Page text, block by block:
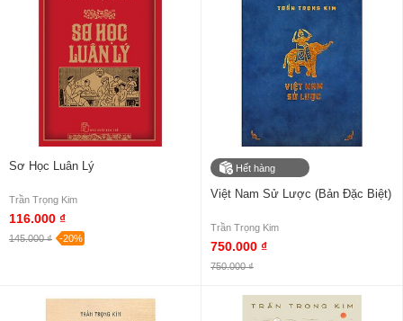
Sơ Học Luân Lý
Trần Trọng Kim
116.000 ₫
145.000 ₫ -20%
Hết hàng
Việt Nam Sử Lược (Bản Đặc Biệt)
Trần Trọng Kim
750.000 ₫
750.000 ₫